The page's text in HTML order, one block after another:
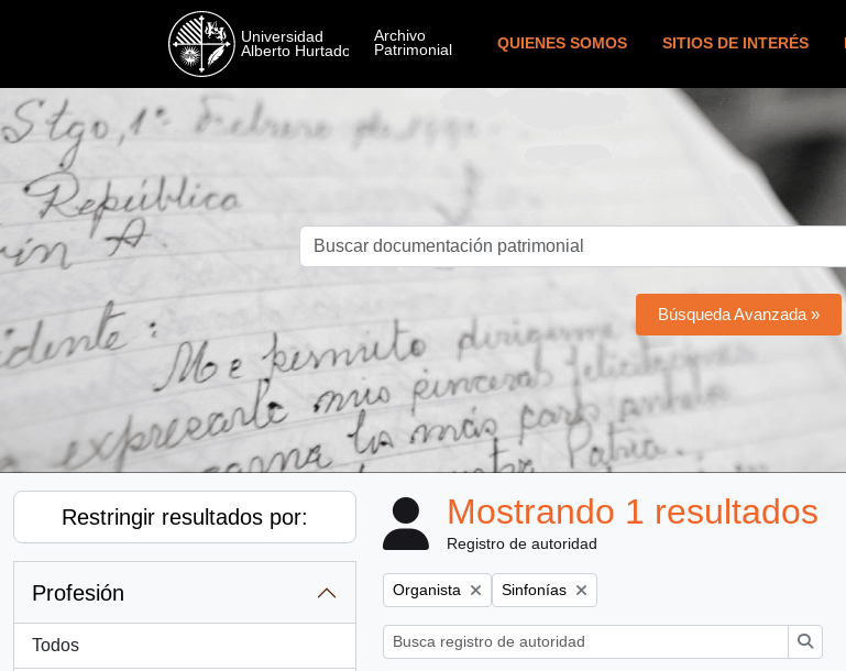
QUIENES SOMOS SITIOS DE INTERÉS
Búsqueda Avanzada »
Restringir resultados por:
Profesión
Todos
Mostrando 1 resultados
Registro de autoridad
Remove filter:
Organista Remove filter:
Sinfonías